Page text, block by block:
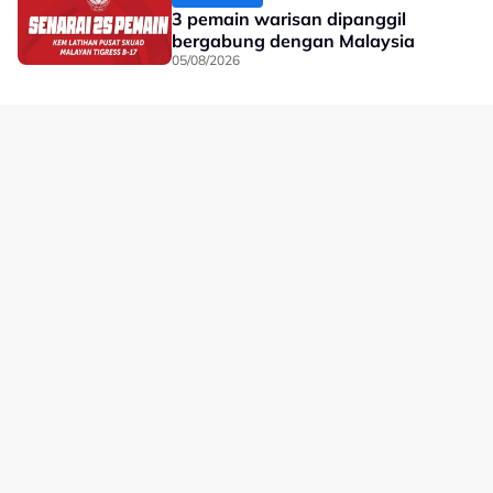
kenyataan BAM.
Kecederaan itu menjadi tamparan buat kem badminton
3 pemain warisan dipanggil
bergabung dengan Malaysia
05/08/2026